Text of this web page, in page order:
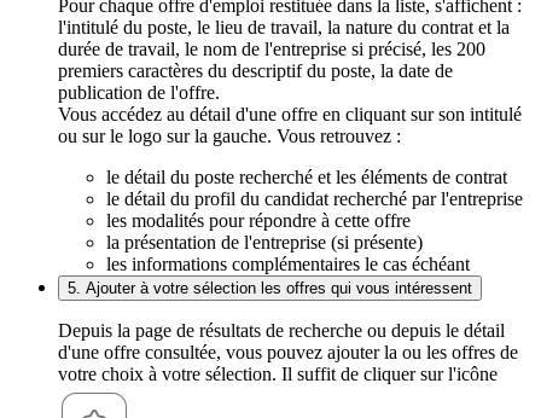
Pour chaque offre d'emploi restituée dans la liste, s'affichent :
l'intitulé du poste, le lieu de travail, la nature du contrat et la
durée de travail, le nom de l'entreprise si précisé, les 200
premiers caractères du descriptif du poste, la date de
publication de l'offre.
Vous accédez au détail d'une offre en cliquant sur son intitulé
ou sur le logo sur la gauche. Vous retrouvez :
le détail du poste recherché et les éléments de contrat
le détail du profil du candidat recherché par l'entreprise
les modalités pour répondre à cette offre
la présentation de l'entreprise (si présente)
les informations complémentaires le cas échéant
5. Ajouter à votre sélection les offres qui vous intéressent
Depuis la page de résultats de recherche ou depuis le détail
d'une offre consultée, vous pouvez ajouter la ou les offres de
votre choix à votre sélection. Il suffit de cliquer sur l'icône